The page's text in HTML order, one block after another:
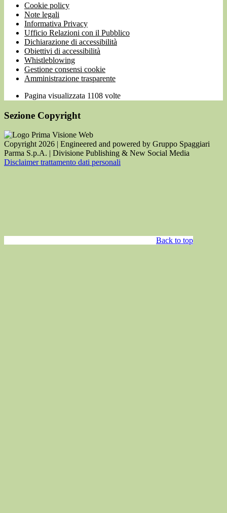
Cookie policy
Note legali
Informativa Privacy
Ufficio Relazioni con il Pubblico
Dichiarazione di accessibilità
Obiettivi di accessibilità
Whistleblowing
Gestione consensi cookie
Amministrazione trasparente
Pagina visualizzata 1108 volte
Sezione Copyright
Copyright 2026 | Engineered and powered by Gruppo Spaggiari
Parma S.p.A. | Divisione Publishing & New Social Media
Disclaimer trattamento dati personali
Back to top